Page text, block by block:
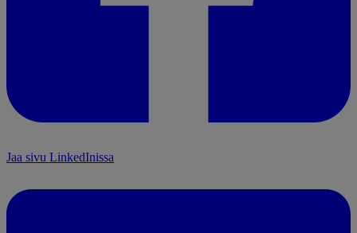
Jaa sivu LinkedInissa